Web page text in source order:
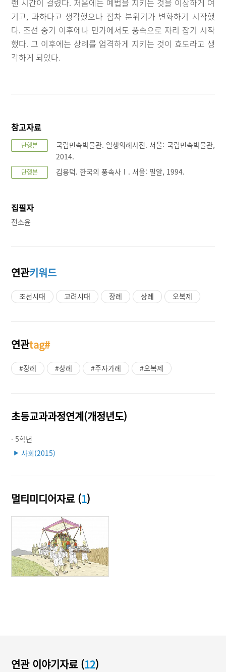
기고, 과하다고 생각했으나 점차 분위기가 변화하기 시작했
다. 조선 중기 이후에나 민가에서도 풍속으로 자리 잡기 시작
했다. 그 이후에는 상례를 엄격하게 지키는 것이 효도라고 생
각하게 되었다.
참고자료
단행본
국립민속박물관. 일생의례사전. 서울: 국립민속박물관,
2014.
단행본 김용덕. 한국의 풍속사Ⅰ. 서울: 밀알, 1994.
집필자
전소윤
연관키워드
조선시대 고려시대 장례 상례 오복제
연관tag#
#장례 #상례 #주자가례 #오복제
초등교과과정연계(개정년도)
· 5학년
▶ 사회(2015)
멀티미디어자료 (1)
연관 이야기자료 (12)